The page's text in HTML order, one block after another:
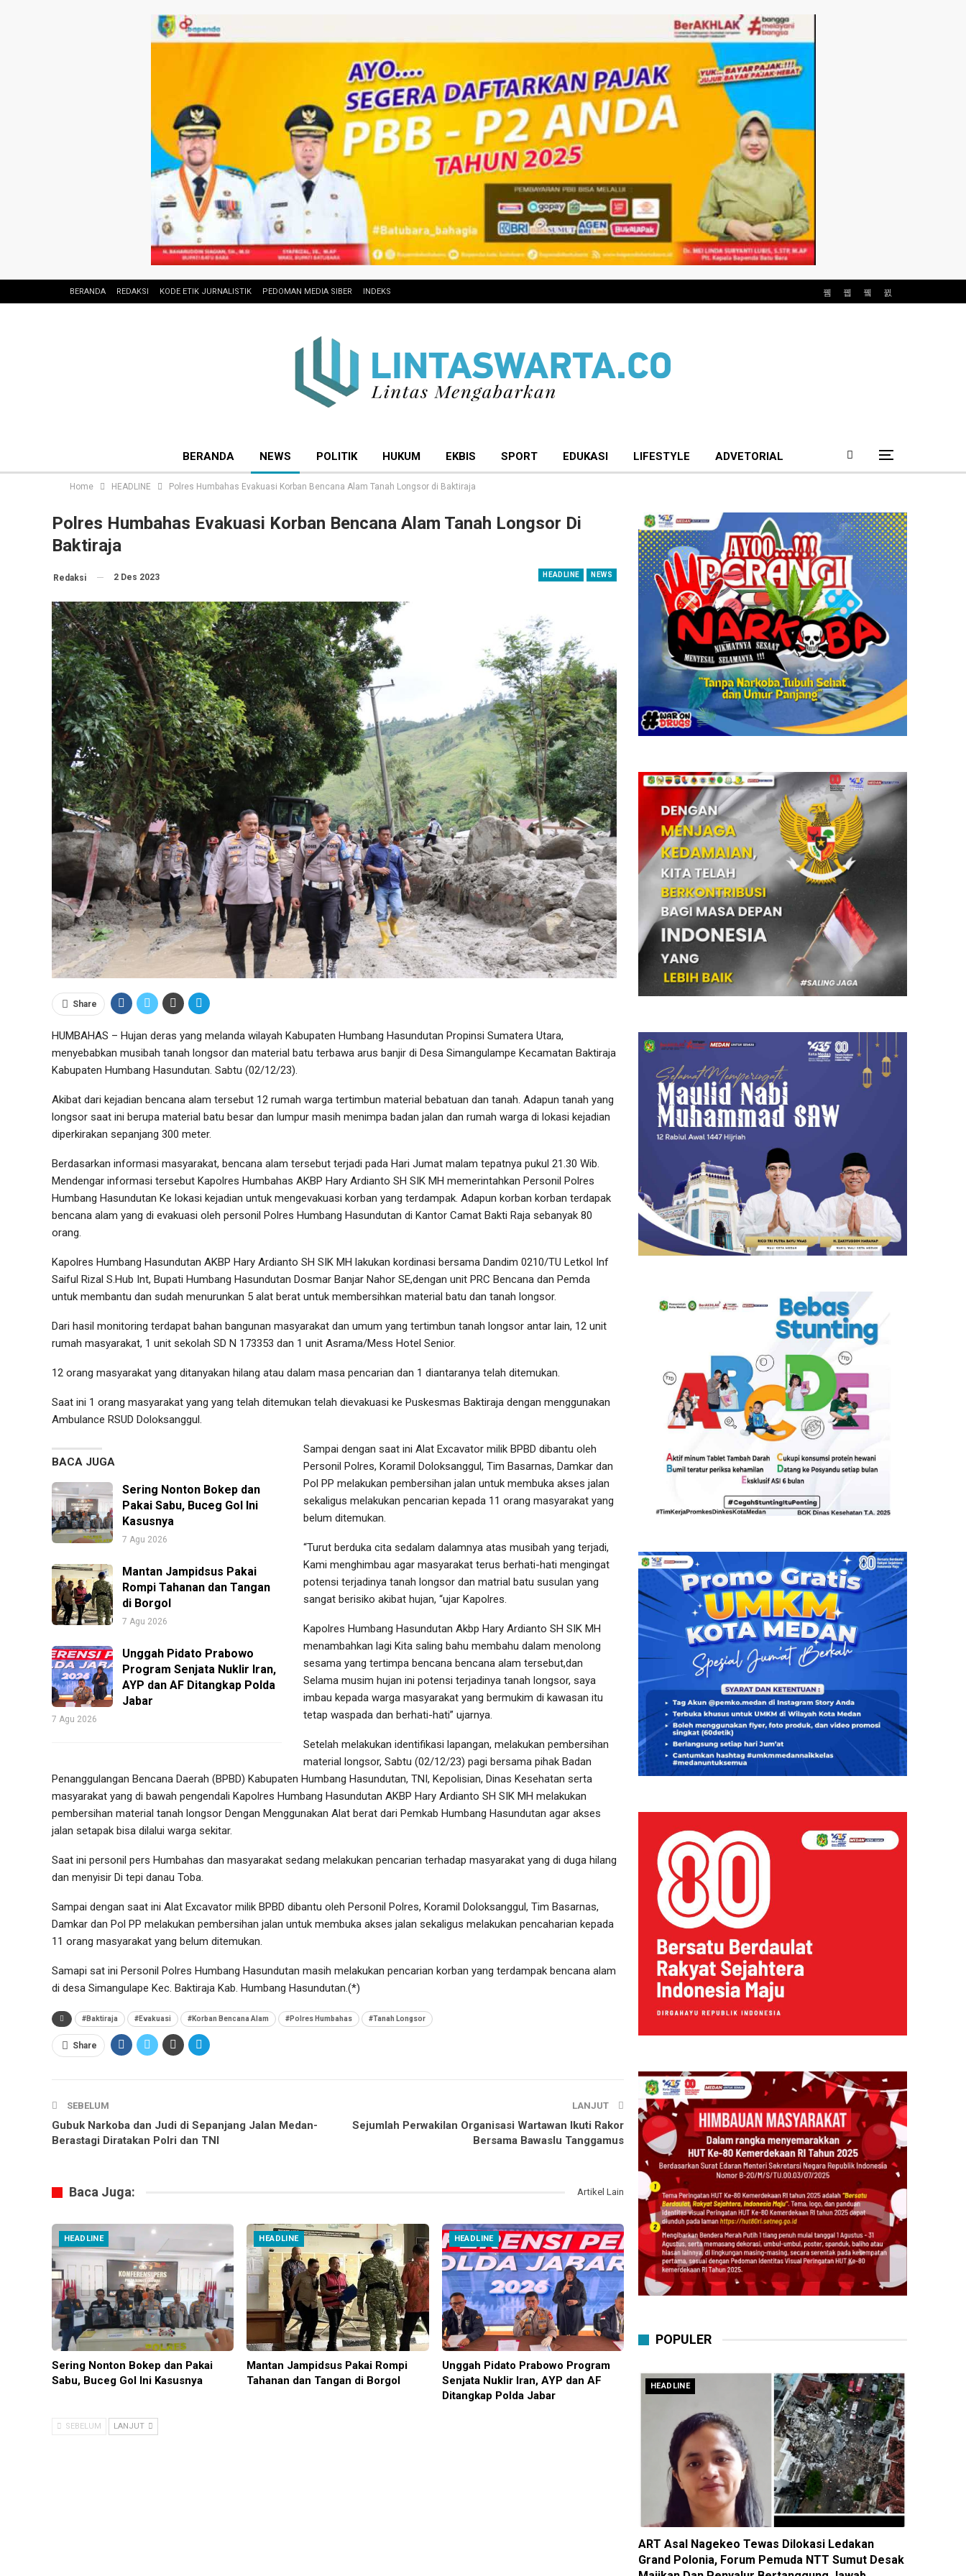
BERANDA REDAKSI KODE ETIK JURNALISTIK PEDOMAN MEDIA SIBER INDEKS
BERANDA NEWS POLITIK HUKUM EKBIS SPORT EDUKASI LIFESTYLE ADVETORIAL
Home HEADLINE Polres Humbahas Evakuasi Korban Bencana Alam Tanah Longsor di Baktiraja
Polres Humbahas Evakuasi Korban Bencana Alam Tanah Longsor Di
Baktiraja
HEADLINE NEWS
Redaksi 2 Des 2023
Share
HUMBAHAS – Hujan deras yang melanda wilayah Kabupaten Humbang Hasundutan Propinsi Sumatera Utara,
menyebabkan musibah tanah longsor dan material batu terbawa arus banjir di Desa Simangulampe Kecamatan Baktiraja
Kabupaten Humbang Hasundutan. Sabtu (02/12/23).
Akibat dari kejadian bencana alam tersebut 12 rumah warga tertimbun material bebatuan dan tanah. Adapun tanah yang
longsor saat ini berupa material batu besar dan lumpur masih menimpa badan jalan dan rumah warga di lokasi kejadian
diperkirakan sepanjang 300 meter.
Berdasarkan informasi masyarakat, bencana alam tersebut terjadi pada Hari Jumat malam tepatnya pukul 21.30 Wib.
Mendengar informasi tersebut Kapolres Humbahas AKBP Hary Ardianto SH SIK MH memerintahkan Personil Polres
Humbang Hasundutan Ke lokasi kejadian untuk mengevakuasi korban yang terdampak. Adapun korban korban terdapak
bencana alam yang di evakuasi oleh personil Polres Humbang Hasundutan di Kantor Camat Bakti Raja sebanyak 80
orang.
Kapolres Humbang Hasundutan AKBP Hary Ardianto SH SIK MH lakukan kordinasi bersama Dandim 0210/TU Letkol Inf
Saiful Rizal S.Hub Int, Bupati Humbang Hasundutan Dosmar Banjar Nahor SE,dengan unit PRC Bencana dan Pemda
untuk membantu dan sudah menurunkan 5 alat berat untuk membersihkan material batu dan tanah longsor.
Dari hasil monitoring terdapat bahan bangunan masyarakat dan umum yang tertimbun tanah longsor antar lain, 12 unit
rumah masyarakat, 1 unit sekolah SD N 173353 dan 1 unit Asrama/Mess Hotel Senior.
12 orang masyarakat yang ditanyakan hilang atau dalam masa pencarian dan 1 diantaranya telah ditemukan.
Saat ini 1 orang masyarakat yang yang telah ditemukan telah dievakuasi ke Puskesmas Baktiraja dengan menggunakan
Ambulance RSUD Doloksanggul.
BACA JUGA
Sering Nonton Bokep dan
Pakai Sabu, Buceg Gol Ini
Kasusnya
7 Agu 2026
Mantan Jampidsus Pakai
Rompi Tahanan dan Tangan
di Borgol
7 Agu 2026
Unggah Pidato Prabowo
Program Senjata Nuklir Iran,
AYP dan AF Ditangkap Polda
Jabar
7 Agu 2026
Sampai dengan saat ini Alat Excavator milik BPBD dibantu oleh
Personil Polres, Koramil Doloksanggul, Tim Basarnas, Damkar dan
Pol PP melakukan pembersihan jalan untuk membuka akses jalan
sekaligus melakukan pencarian kepada 11 orang masyarakat yang
belum ditemukan.
“Turut berduka cita sedalam dalamnya atas musibah yang terjadi,
Kami menghimbau agar masyarakat terus berhati-hati mengingat
potensi terjadinya tanah longsor dan matrial batu susulan yang
sangat berisiko akibat hujan, “ujar Kapolres.
Kapolres Humbang Hasundutan Akbp Hary Ardianto SH SIK MH
menambahkan lagi Kita saling bahu membahu dalam menolong
sesama yang tertimpa bencana bencana alam tersebut,dan
Selama musim hujan ini potensi terjadinya tanah longsor, saya
imbau kepada warga masyarakat yang bermukim di kawasan itu
tetap waspada dan berhati-hati” ujarnya.
Setelah melakukan identifikasi lapangan, melakukan pembersihan
material longsor, Sabtu (02/12/23) pagi bersama pihak Badan
Penanggulangan Bencana Daerah (BPBD) Kabupaten Humbang Hasundutan, TNI, Kepolisian, Dinas Kesehatan serta
masyarakat yang di bawah pengendali Kapolres Humbang Hasundutan AKBP Hary Ardianto SH SIK MH melakukan
pembersihan material tanah longsor Dengan Menggunakan Alat berat dari Pemkab Humbang Hasundutan agar akses
jalan setapak bisa dilalui warga sekitar.
Saat ini personil pers Humbahas dan masyarakat sedang melakukan pencarian terhadap masyarakat yang di duga hilang
dan menyisir Di tepi danau Toba.
Sampai dengan saat ini Alat Excavator milik BPBD dibantu oleh Personil Polres, Koramil Doloksanggul, Tim Basarnas,
Damkar dan Pol PP melakukan pembersihan jalan untuk membuka akses jalan sekaligus melakukan pencaharian kepada
11 orang masyarakat yang belum ditemukan.
Samapi sat ini Personil Polres Humbang Hasundutan masih melakukan pencarian korban yang terdampak bencana alam
di desa Simangulape Kec. Baktiraja Kab. Humbang Hasundutan.(*)
#Baktiraja #Evakuasi #Korban Bencana Alam #Polres Humbahas #Tanah Longsor
Share
SEBELUM
Gubuk Narkoba dan Judi di Sepanjang Jalan Medan-
Berastagi Diratakan Polri dan TNI
LANJUT
Sejumlah Perwakilan Organisasi Wartawan Ikuti Rakor
Bersama Bawaslu Tanggamus
Baca Juga: Artikel Lain
HEADLINE
Sering Nonton Bokep dan Pakai
Sabu, Buceg Gol Ini Kasusnya
HEADLINE
Mantan Jampidsus Pakai Rompi
Tahanan dan Tangan di Borgol
HEADLINE
Unggah Pidato Prabowo Program
Senjata Nuklir Iran, AYP dan AF
Ditangkap Polda Jabar
SEBELUM LANJUT
POPULER
HEADLINE
ART Asal Nagekeo Tewas Dilokasi Ledakan
Grand Polonia, Forum Pemuda NTT Sumut Desak